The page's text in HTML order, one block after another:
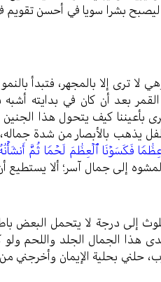
بشرا سويا في أحسن تقويم
ترى إلا بالمجهر، فتبدأ
بعد أن كان في بدايته أشبه
كيف يتحول هذا الجنين
يذهب بالأبصار من شدة
فَكَسَوۡنَا ٱلۡعِظَٰمَ لَحۡمࣰا ثُمَّ أَنشَأۡنَٰهُ
إلى جمال آسر؛ ألا يستطيع
إلى درجة لا يتحمل البعض
هذا الجمال الجلد واللحم
حلني بحلية الإيمان وأخرجني من